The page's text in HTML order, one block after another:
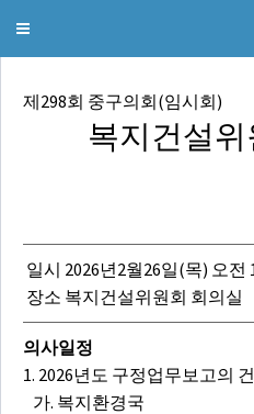
서울특별시
Toggle
제298회 중구의회(임시회)
복지건설
일시 2026년2월26일(목) 오전
장소 복지건설위원회 회의실
의사일정
1. 2026년도 구정업무보고의 건
가. 복지환경국